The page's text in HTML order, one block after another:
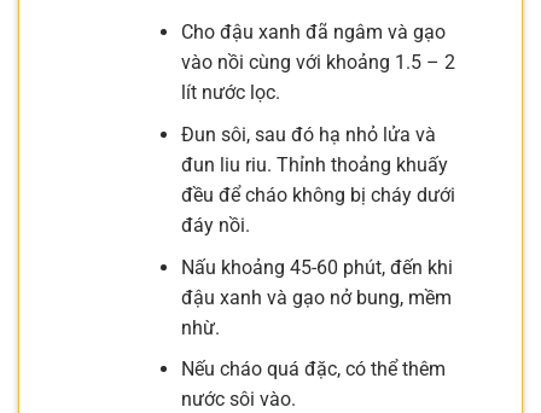
Cho đậu xanh đã ngâm và gạo
vào nồi cùng với khoảng 1.5 – 2
lít nước lọc.
Đun sôi, sau đó hạ nhỏ lửa và
đun liu riu. Thỉnh thoảng khuấy
đều để cháo không bị cháy dưới
đáy nồi.
Nấu khoảng 45-60 phút, đến khi
đậu xanh và gạo nở bung, mềm
nhừ.
Nếu cháo quá đặc, có thể thêm
nước sôi vào.